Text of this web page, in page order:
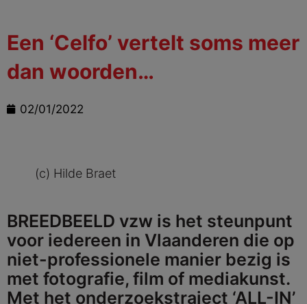
Een ‘Celfo’ vertelt soms meer
dan woorden…
02/01/2022
(c) Hilde Braet
BREEDBEELD vzw is het steunpunt
voor iedereen in Vlaanderen die op
niet-professionele manier bezig is
met fotografie, film of mediakunst.
Met het onderzoekstraject ‘ALL-IN’